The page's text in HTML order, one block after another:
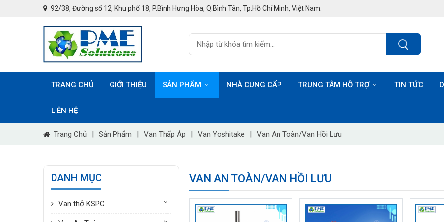
92/38, Đường số 12, Khu phố 18, P.Bình Hưng Hòa, Q.Bình Tân, Tp.Hồ Chí Minh, Việt Nam.
TRANG CHỦ GIỚI THIỆU SẢN PHẨM NHÀ CUNG CẤP TRUNG TÂM HỖ TRỢ TIN TỨC
LIÊN HỆ
Trang Chủ | Sản Phẩm | Van Thấp Áp | Van Yoshitake | Van An Toàn/Van Hồi Lưu
VAN AN TOÀN/VAN HỒI LƯU
DANH MỤC
Van thở KSPC